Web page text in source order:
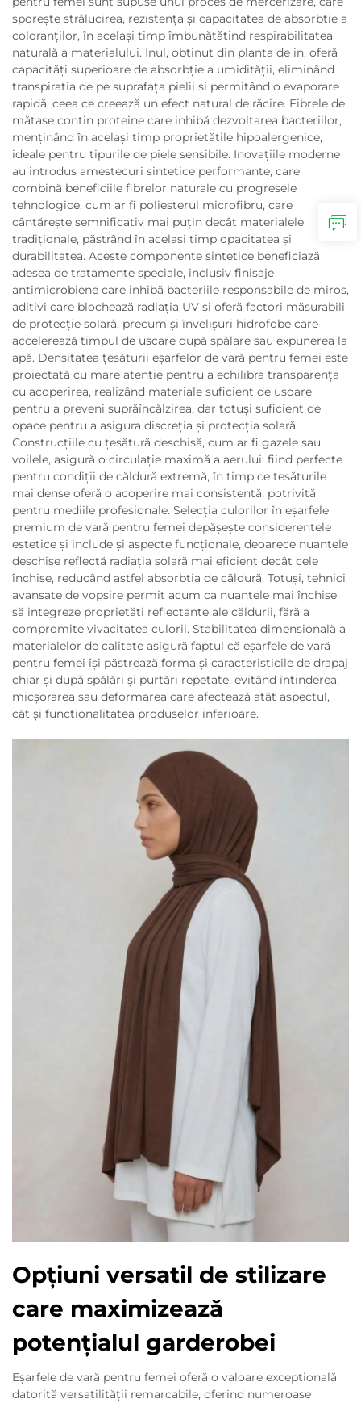
sporește strălucirea, rezistența și capacitatea de absorbție a
coloranților, în același timp îmbunătățind respirabilitatea
naturală a materialului. Inul, obținut din planta de in, oferă
capacități superioare de absorbție a umidității, eliminând
transpirația de pe suprafața pielii și permițând o evaporare
rapidă, ceea ce creează un efect natural de răcire. Fibrele de
mătase conțin proteine care inhibă dezvoltarea bacteriilor,
menținând în același timp proprietățile hipoalergenice,
ideale pentru tipurile de piele sensibile. Inovațiile moderne
au introdus amestecuri sintetice performante, care
combină beneficiile fibrelor naturale cu progresele
tehnologice, cum ar fi poliesterul microfibru, care
cântărește semnificativ mai puțin decât materialele
tradiționale, păstrând în același timp opacitatea și
durabilitatea. Aceste componente sintetice beneficiază
adesea de tratamente speciale, inclusiv finisaje
antimicrobiene care inhibă bacteriile responsabile de miros,
aditivi care blochează radiația UV și oferă factori măsurabili
de protecție solară, precum și învelișuri hidrofobe care
accelerează timpul de uscare după spălare sau expunerea la
apă. Densitatea țesăturii eșarfelor de vară pentru femei este
proiectată cu mare atenție pentru a echilibra transparența
cu acoperirea, realizând materiale suficient de ușoare
pentru a preveni suprăîncălzirea, dar totuși suficient de
opace pentru a asigura discreția și protecția solară.
Construcțiile cu țesătură deschisă, cum ar fi gazele sau
voilele, asigură o circulație maximă a aerului, fiind perfecte
pentru condiții de căldură extremă, în timp ce țesăturile
mai dense oferă o acoperire mai consistentă, potrivită
pentru mediile profesionale. Selecția culorilor în eșarfele
premium de vară pentru femei depășește considerentele
estetice și include și aspecte funcționale, deoarece nuanțele
deschise reflectă radiația solară mai eficient decât cele
închise, reducând astfel absorbția de căldură. Totuși, tehnici
avansate de vopsire permit acum ca nuanțele mai închise
să integreze proprietăți reflectante ale căldurii, fără a
compromite vivacitatea culorii. Stabilitatea dimensională a
materialelor de calitate asigură faptul că eșarfele de vară
pentru femei își păstrează forma și caracteristicile de drapaj
chiar și după spălări și purtări repetate, evitând întinderea,
micșorarea sau deformarea care afectează atât aspectul,
cât și funcționalitatea produselor inferioare.
Opțiuni versatil de stilizare
care maximizează
potențialul garderobei
Eșarfele de vară pentru femei oferă o valoare excepțională
datorită versatilității remarcabile, oferind numeroase